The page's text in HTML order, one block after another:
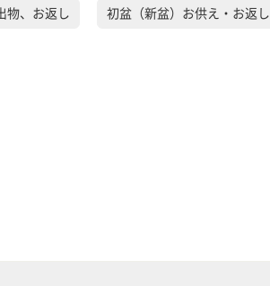
物、お返し 初盆（新盆）お供え・お返し